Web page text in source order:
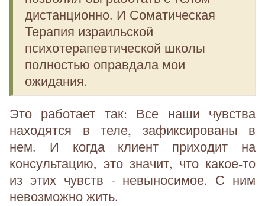
дистанционно. И Соматическая
Терапия израильской
психотерапевтической школы
полностью оправдала мои
ожидания.
Это работает так: Все наши чувства
находятся в теле, зафиксированы в
нем. И когда клиент приходит на
консультацию, это значит, что какое-то
из этих чувств - невыносимое. С ним
невозможно жить.